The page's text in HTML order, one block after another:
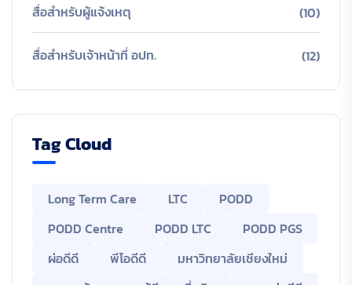
สื่อสำหรับผู้แจ้งเหตุ (10)
สื่อสำหรับเจ้าหน้าที่ อปท. (12)
Tag Cloud
Long Term Care LTC
PODD
PODD Centre
PODD LTC
PODD PGS
ผ่อดีดี
พีโอดีดี
มหาวิทยาลัยเชียงใหม่